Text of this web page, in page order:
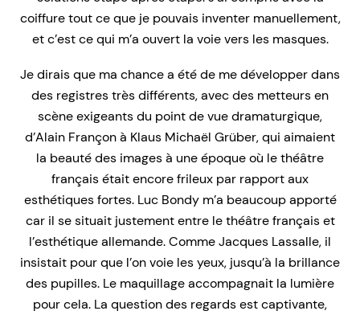
coiffure tout ce que je pouvais inventer manuellement,
et c’est ce qui m’a ouvert la voie vers les masques.
Je dirais que ma chance a été de me développer dans
des registres très différents, avec des metteurs en
scène exigeants du point de vue dramaturgique,
d’Alain Françon à Klaus Michaël Grüber, qui aimaient
la beauté des images à une époque où le théâtre
français était encore frileux par rapport aux
esthétiques fortes. Luc Bondy m’a beaucoup apporté
car il se situait justement entre le théâtre français et
l’esthétique allemande. Comme Jacques Lassalle, il
insistait pour que l’on voie les yeux, jusqu’à la brillance
des pupilles. Le maquillage accompagnait la lumière
pour cela. La question des regards est captivante,